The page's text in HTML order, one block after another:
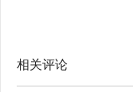
相关评论